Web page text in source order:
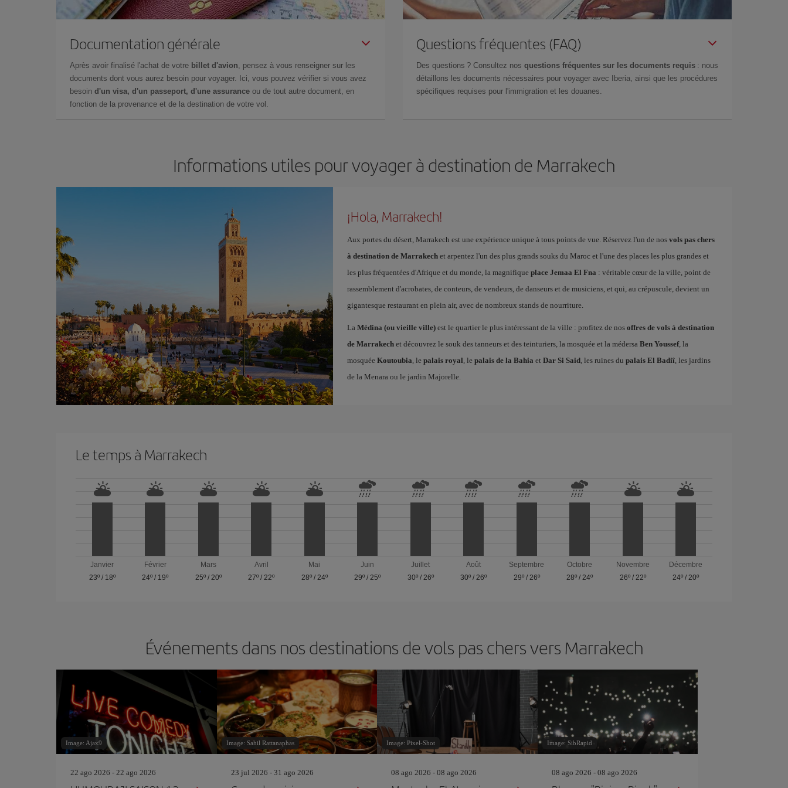
Documentation générale
Après avoir finalisé l'achat de votre billet d'avion, pensez à vous renseigner sur les
documents dont vous aurez besoin pour voyager. Ici, vous pouvez vérifier si vous avez
besoin d'un visa, d'un passeport, d'une assurance ou de tout autre document, en
fonction de la provenance et de la destination de votre vol.
Questions fréquentes (FAQ)
Des questions ? Consultez nos questions fréquentes sur les documents requis : nous
détaillons les documents nécessaires pour voyager avec Iberia, ainsi que les procédures
spécifiques requises pour l'immigration et les douanes.
Informations utiles pour voyager à destination de Marrakech
¡Hola, Marrakech!
Aux portes du désert, Marrakech est une expérience unique à tous points de vue. Réservez l'un de nos vols pas chers
à destination de Marrakechet arpentez l'un des plus grands souks du Maroc et l'une des places les plus grandes et
les plus fréquentées d'Afrique et du monde, la magnifique place Jemaa El Fna : véritable cœur de la ville, point de
rassemblement d'acrobates, de conteurs, de vendeurs, de danseurs et de musiciens, et qui, au crépuscule, devient un
gigantesque restaurant en plein air, avec de nombreux stands de nourriture.
La Médina (ou vieille ville)est le quartier le plus intéressant de la ville : profitez de nos offres de vols à destination
de Marrakechet découvrez le souk des tanneurs et des teinturiers, la mosquée et la médersa Ben Youssef, la
mosquée Koutoubia, le palais royal, le palais de la Bahia et Dar Si Said, les ruines du palais El Badiî, les jardins
de la Menara ou le jardin Majorelle.
Le temps à Marrakech
Janvier
23º/ 18º
Février
24º / 19º
Mars
25º/ 20º
Avril
27º /22º
Mai
28º/ 24º
Juin
29º /25º
Juillet
30º/ 26º
Août
30º /26º
Septembre
29º/ 26º
Octobre
28º /24º
Novembre
26º/ 22º
Décembre
24º /20º
Événements dans nos destinations de vols pas chers vers Marrakech
Image: Ajax9
22 ago 2026 - 22 ago 2026
Image: Sahil Rattanaphas
23 jul 2026 - 31 ago 2026
Image: Pixel-Shot
08 ago 2026 - 08 ago 2026
Image: SibRapid
08 ago 2026 - 08 ago 2026